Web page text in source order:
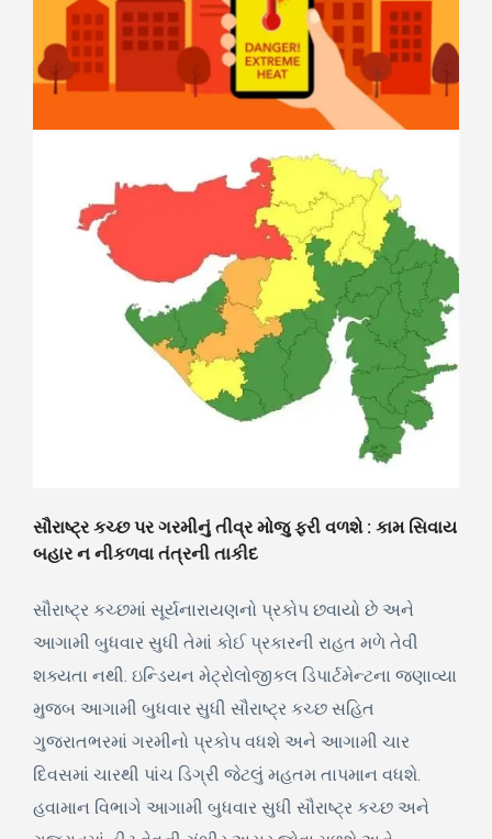
સૌરાષ્ટ્ર કચ્છ પર ગરમીનું તીવ્ર મોજુ ફરી વળશે : કામ સિવાય
બહાર ન નીકળવા તંત્રની તાકીદ
સૌરાષ્ટ્ર કચ્છમાં સૂર્યનારાયણનો પ્રકોપ છવાયો છે અને
આગામી બુધવાર સુધી તેમાં કોઈ પ્રકારની રાહત મળે તેવી
શક્યતા નથી. ઇન્ડિયન મેટ્રોલોજીકલ ડિપાર્ટમેન્ટના જણાવ્યા
મુજબ આગામી બુધવાર સુધી સૌરાષ્ટ્ર કચ્છ સહિત
ગુજરાતભરમાં ગરમીનો પ્રકોપ વધશે અને આગામી ચાર
દિવસમાં ચારથી પાંચ ડિગ્રી જેટલું મહતમ તાપમાન વધશે.
હવામાન વિભાગે આગામી બુધવાર સુધી સૌરાષ્ટ્ર કચ્છ અને